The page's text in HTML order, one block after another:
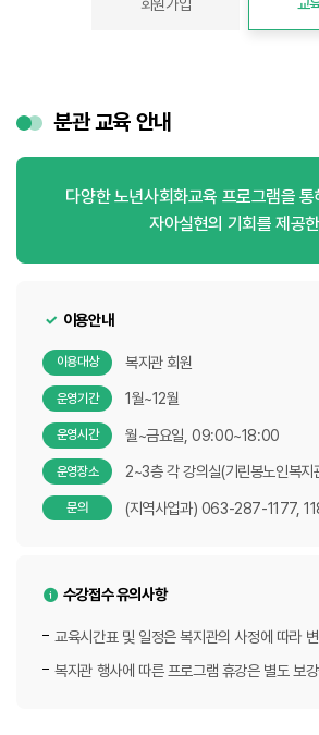
분관 교육 안내
다양한 노년사회화교육 프로그램을 통
자아실현의 기회를 제공
이용안내
이용대상 복지관 회원
운영기간 1월~12월
운영시간 월~금요일, 09:00~18:00
운영장소 2~3층 각 강의실(기린봉노인복지
문의 (지역사업과) 063-287-1177,
수강접수 유의사항
교육시간표 및 일정은 복지관의 사정에 따라
복지관 행사에 따른 프로그램 휴강은 별도 보